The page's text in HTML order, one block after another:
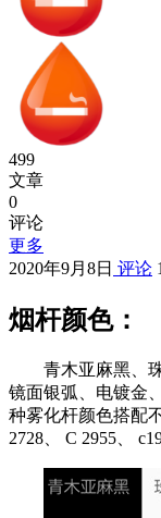
499
文章
0
评论
更多
2020年9月8日 评论
烟杆颜色：
青木亚麻黑、
镜面银弧、电镀金
种雾化杆颜色搭配
2728、 C 2955、